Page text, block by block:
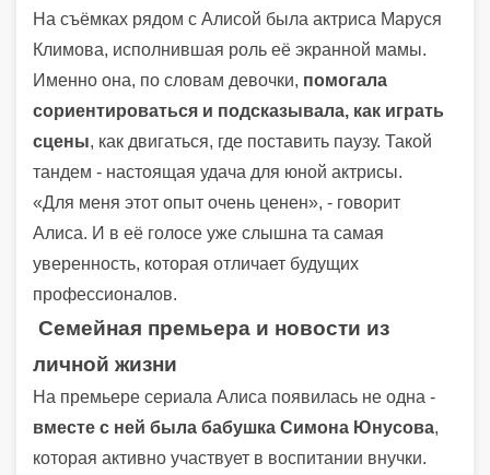
На съёмках рядом с Алисой была актриса Маруся
Климова, исполнившая роль её экранной мамы.
Именно она, по словам девочки, помогала
сориентироваться и подсказывала, как играть
сцены, как двигаться, где поставить паузу. Такой
тандем - настоящая удача для юной актрисы.
«Для меня этот опыт очень ценен», - говорит
Алиса. И в её голосе уже слышна та самая
уверенность, которая отличает будущих
профессионалов.
Семейная премьера и новости из
личной жизни
На премьере сериала Алиса появилась не одна -
вместе с ней была бабушка Симона Юнусова,
которая активно участвует в воспитании внучки.